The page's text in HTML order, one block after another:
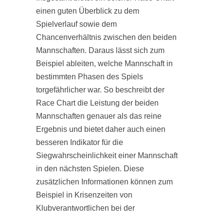
einen guten Überblick zu dem
Spielverlauf sowie dem
Chancenverhältnis zwischen den beiden
Mannschaften. Daraus lässt sich zum
Beispiel ableiten, welche Mannschaft in
bestimmten Phasen des Spiels
torgefährlicher war. So beschreibt der
Race Chart die Leistung der beiden
Mannschaften genauer als das reine
Ergebnis und bietet daher auch einen
besseren Indikator für die
Siegwahrscheinlichkeit einer Mannschaft
in den nächsten Spielen. Diese
zusätzlichen Informationen können zum
Beispiel in Krisenzeiten von
Klubverantwortlichen bei der